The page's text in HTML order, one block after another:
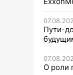
Пути-
О роли